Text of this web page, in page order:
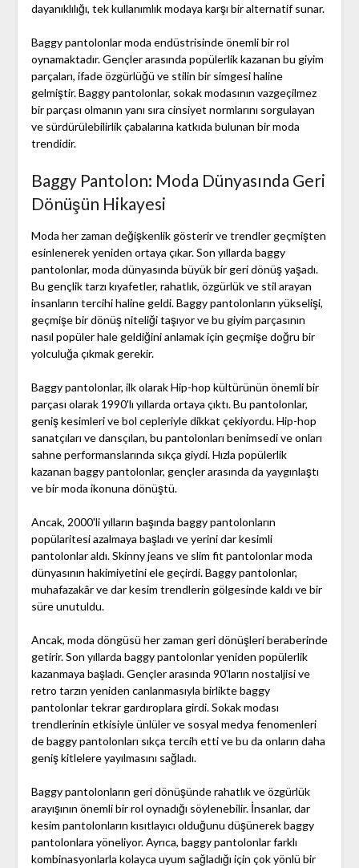
dayanıklılığı, tek kullanımlık modaya karşı bir alternatif sunar.
Baggy pantolonlar moda endüstrisinde önemli bir rol
oynamaktadır. Gençler arasında popülerlik kazanan bu giyim
parçaları, ifade özgürlüğü ve stilin bir simgesi haline
gelmiştir. Baggy pantolonlar, sokak modasının vazgeçilmez
bir parçası olmanın yanı sıra cinsiyet normlarını sorgulayan
ve sürdürülebilirlik çabalarına katkıda bulunan bir moda
trendidir.
Baggy Pantolon: Moda Dünyasında Geri
Dönüşün Hikayesi
Moda her zaman değişkenlik gösterir ve trendler geçmişten
esinlenerek yeniden ortaya çıkar. Son yıllarda baggy
pantolonlar, moda dünyasında büyük bir geri dönüş yaşadı.
Bu gençlik tarzı kıyafetler, rahatlık, özgürlük ve stil arayan
insanların tercihi haline geldi. Baggy pantolonların yükselişi,
geçmişe bir dönüş niteliği taşıyor ve bu giyim parçasının
nasıl popüler hale geldiğini anlamak için geçmişe doğru bir
yolculuğa çıkmak gerekir.
Baggy pantolonlar, ilk olarak Hip-hop kültürünün önemli bir
parçası olarak 1990'lı yıllarda ortaya çıktı. Bu pantolonlar,
geniş kesimleri ve bol cepleriyle dikkat çekiyordu. Hip-hop
sanatçıları ve dansçıları, bu pantolonları benimsedi ve onları
sahne performanslarında sıkça giydi. Hızla popülerlik
kazanan baggy pantolonlar, gençler arasında da yaygınlaştı
ve bir moda ikonuna dönüştü.
Ancak, 2000'li yılların başında baggy pantolonların
popülaritesi azalmaya başladı ve yerini dar kesimli
pantolonlar aldı. Skinny jeans ve slim fit pantolonlar moda
dünyasının hakimiyetini ele geçirdi. Baggy pantolonlar,
muhafazakâr ve dar kesim trendlerin gölgesinde kaldı ve bir
süre unutuldu.
Ancak, moda döngüsü her zaman geri dönüşleri beraberinde
getirir. Son yıllarda baggy pantolonlar yeniden popülerlik
kazanmaya başladı. Gençler arasında 90'ların nostaljisi ve
retro tarzın yeniden canlanmasıyla birlikte baggy
pantolonlar tekrar gardıroplara girdi. Sokak modası
trendlerinin etkisiyle ünlüler ve sosyal medya fenomenleri
de baggy pantolonları sıkça tercih etti ve bu da onların daha
geniş kitlelere yayılmasını sağladı.
Baggy pantolonların geri dönüşünde rahatlık ve özgürlük
arayışının önemli bir rol oynadığı söylenebilir. İnsanlar, dar
kesim pantolonların kısıtlayıcı olduğunu düşünerek baggy
pantolonlara yöneliyor. Ayrıca, baggy pantolonlar farklı
kombinasyonlarla kolayca uyum sağladığı için çok yönlü bir